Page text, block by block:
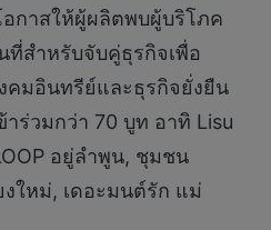
กาสให้ผู้ผลิตพบผู้บริโภค
สำหรับจับคู่ธุรกิจเพื่อ
คมอินทรีย์และธุรกิจยั่งยืน
าร่วมกว่า 70 บูท อาทิ Lisu
อยู่ลำพูน, ชุมชน
ใหม่, เดอะมนต์รัก แม่